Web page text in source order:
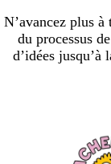
N’avancez plus à
du processus
d’idées